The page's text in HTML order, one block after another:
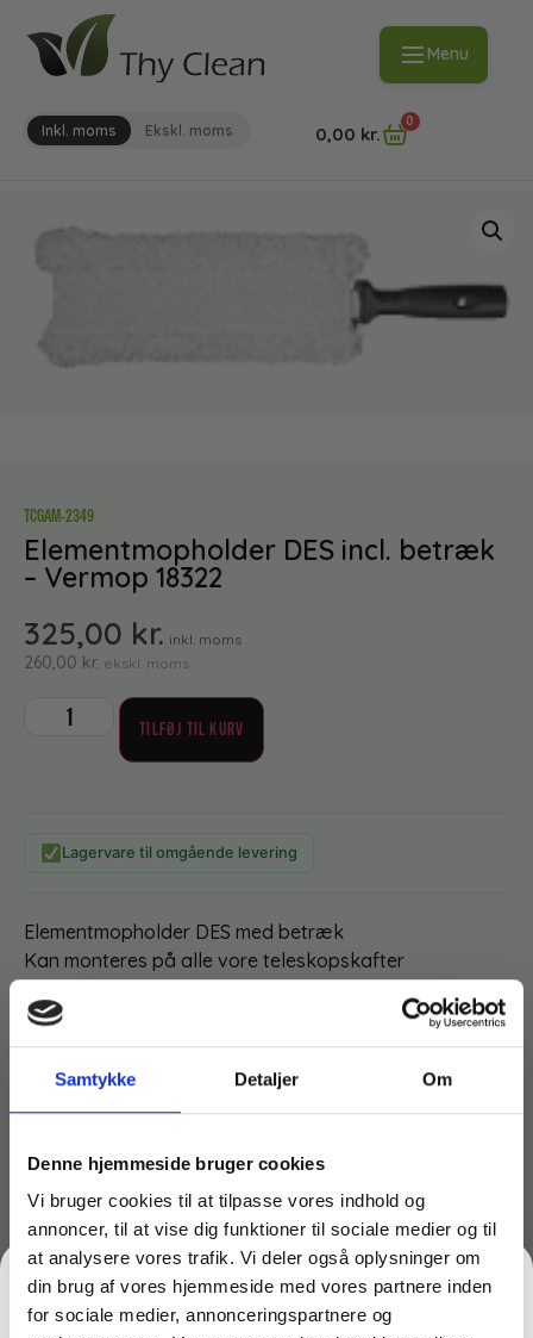
Samtykke Detaljer Om
Denne hjemmeside bruger cookies
Vi bruger cookies til at tilpasse vores indhold og
annoncer, til at vise dig funktioner til sociale medier og til
at analysere vores trafik. Vi deler også oplysninger om
din brug af vores hjemmeside med vores partnere inden
for sociale medier, annonceringspartnere og
Menu
Inkl. moms Ekskl. moms 0,00 kr.
0
TCGAM-2349
Elementmopholder DES incl. betræk
– Vermop 18322
325,00 kr. inkl. moms
260,00 kr. ekskl. moms
TILFØJ TIL KURV
Lagervare til omgående levering
Elementmopholder DES med betræk
Kan monteres på alle vore teleskopskafter
Mål: 39 cm
Den effektive mop kan i forbindelse med et af vore
skafter fjerne støv i alle ønskede højder
Vaskbar op til 95 grader – brug ikke skyllemiddel
Måske er du også interesseret i følgende
produkter:
Du kunne også være interesseret i…